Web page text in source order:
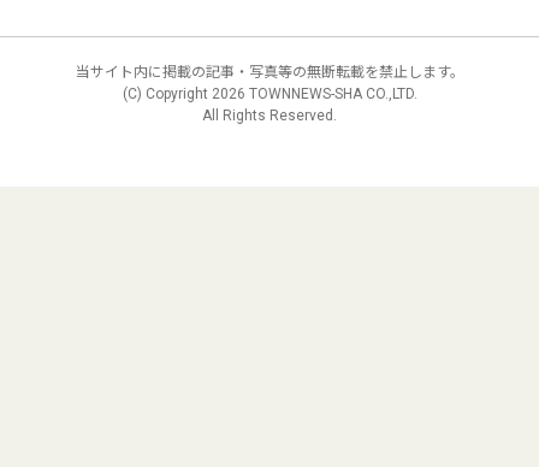
当サイト内に掲載の記事・写真等の無断転載を禁止します。
(C) Copyright 2026 TOWNNEWS-SHA CO.,LTD.
All Rights Reserved.